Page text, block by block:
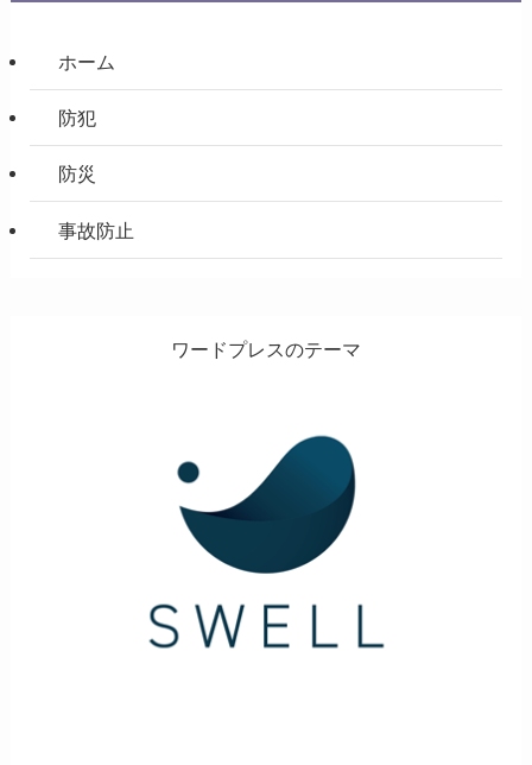
ホーム
防犯
防災
事故防止
ワードプレスのテーマ